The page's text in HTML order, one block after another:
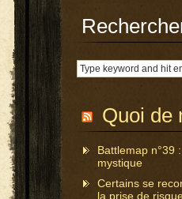
Quoi de
Battlemap n°39
mystique
Certains se
la prise de